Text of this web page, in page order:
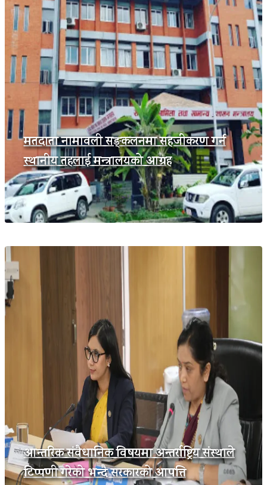
मतदाता नामावली सङ्कलनमा सहजीकरण गर्न
स्थानीय तहलाई मन्त्रालयको आग्रह
आन्तरिक संवैधानिक विषयमा अन्तर्राष्ट्रिय संस्थाले
टिप्पणी गरेको भन्दै सरकारको आपत्ति